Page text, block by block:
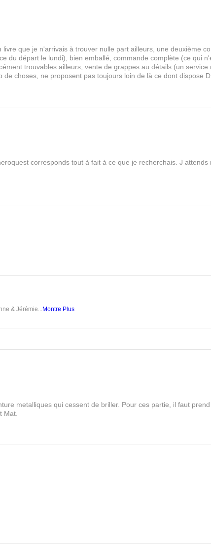
que je n'arrivais à trouver nulle part ailleurs, une deuxième
du départ le lundi), bien emballé, commande complète (ce qui
trouvables ailleurs, vente de grappes au détails (un
choses, ne proposent pas toujours loin de là ce dont dispose
corresponds tout à fait à ce que je recherchais. J attends
& Jérémie...Montre Plus
metalliques qui cessent de briller. Pour ces partie, il faut
Mat.